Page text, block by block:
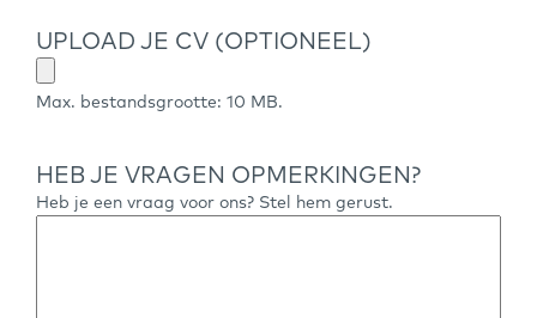
UPLOAD JE CV (OPTIONEEL)
Max. bestandsgrootte: 10 MB.
HEB JE VRAGEN OPMERKINGEN?
Heb je een vraag voor ons? Stel hem gerust.